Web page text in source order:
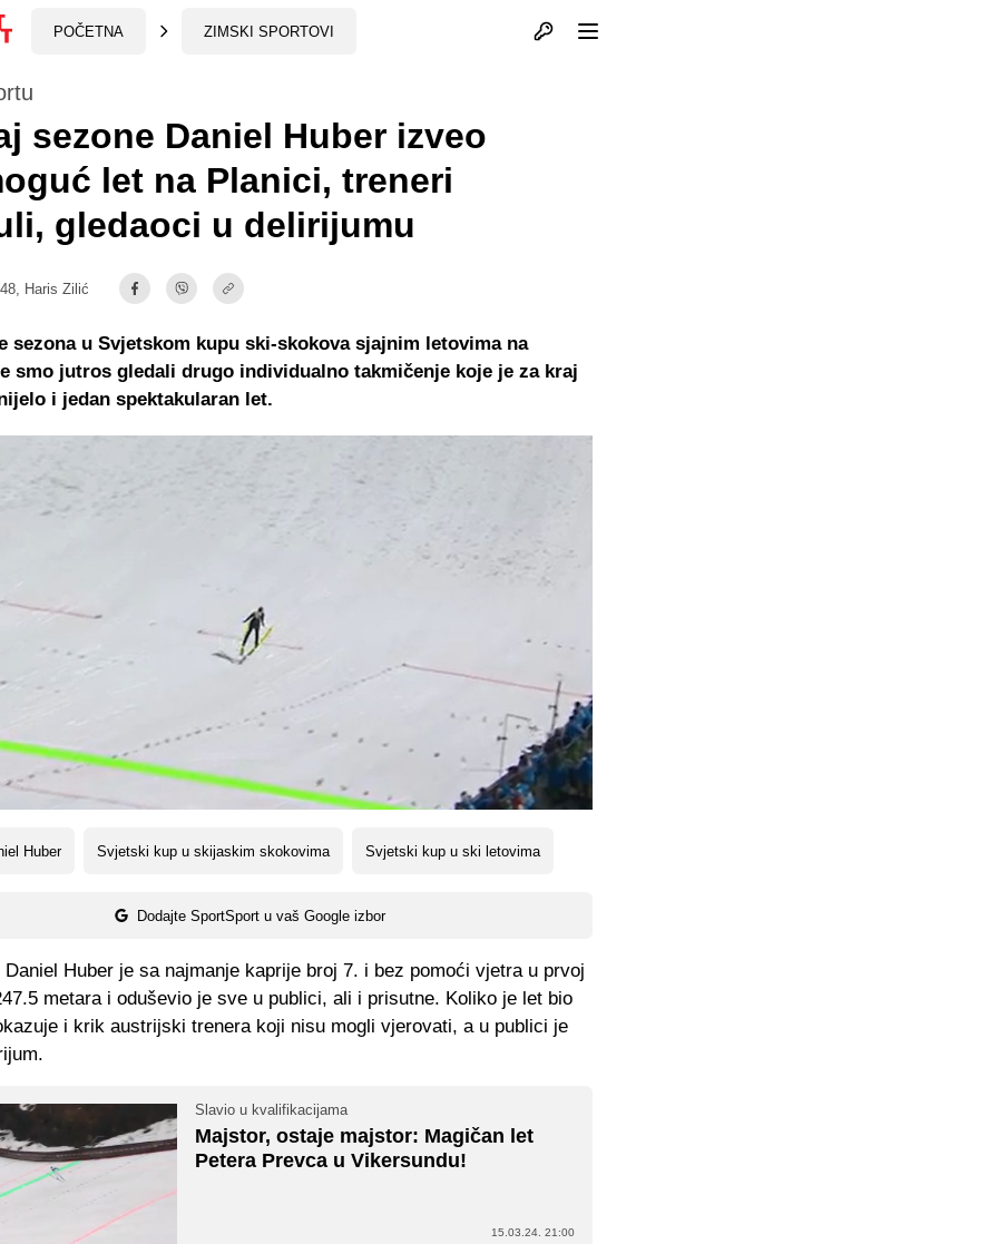
POČETNA ZIMSKI SPORTOVI Otvori profil
sezone Daniel Huber izveo
let na Planici, treneri
gledaoci u delirijumu
Haris Zilić
Huber Svjetski kup u skijaskim skokovima Svjetski kup u ski letovima
Dodajte SportSport u vaš Google izbor
sezona u Svjetskom kupu ski-skokova sjajnim letovima na
smo jutros gledali drugo individualno takmičenje koje je za kraj
i jedan spektakularan let.
Huber je sa najmanje kaprije broj 7. i bez pomoći vjetra u prvoj
metara i oduševio je sve u publici, ali i prisutne. Koliko je let bio
i krik austrijski trenera koji nisu mogli vjerovati, a u publici je
Slavio u kvalifikacijama
Majstor, ostaje majstor: Magičan let
Petera Prevca u Vikersundu!
15.03.24. 21:00